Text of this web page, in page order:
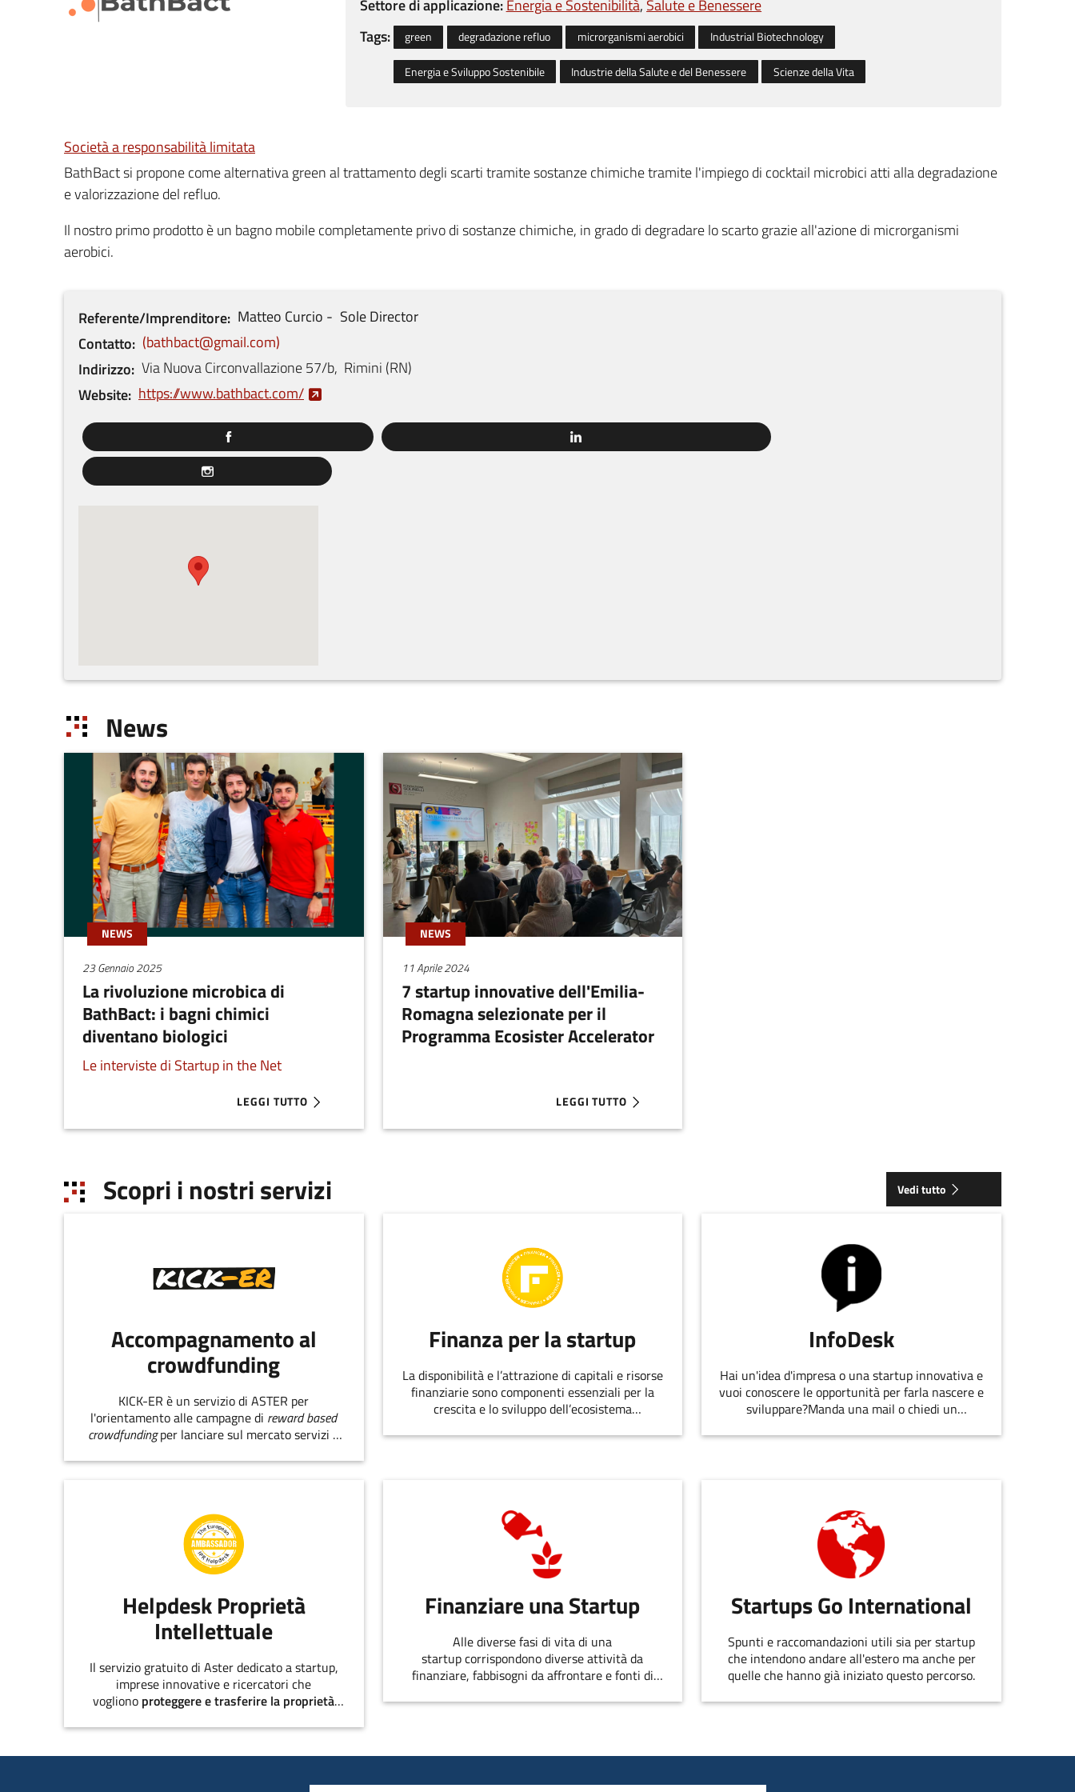
Settore di applicazione:Energia e Sostenibilità Salute e Benessere
Tags:
green degradazione refluo microrganismi aerobici
Industrial Biotechnology
Energia e Sviluppo Sostenibile
Industrie della Salute e del Benessere Scienze della Vita
Società a responsabilità limitata
BathBact si propone come alternativa green al trattamento degli scarti tramite sostanze chimiche tramite l'impiego di cocktail microbici atti alla degradazione
e valorizzazione del refluo.
Il nostro primo prodotto è un bagno mobile completamente privo di sostanze chimiche, in grado di degradare lo scarto grazie all'azione di microrganismi
aerobici.
Referente/Imprenditore Matteo Curcio
Sole Director
Contatto
bathbact@gmail.com
Indirizzo Via Nuova Circonvallazione57/b, Rimini (RN)
Website https://www.bathbact.com/
News
NEWS
23 Gennaio 2025
La rivoluzione microbica di
BathBact: i bagni chimici
diventano biologici
Le interviste di Startup in the Net
LEGGI TUTTO
ABOUT LA RIVOLUZIONE MICROBICA DI BATHBACT: I BAGNI CHIMICI DIVENTANO BIOLOGICI
NEWS
11 Aprile 2024
7 startup innovative dell'Emilia-
Romagna selezionate per il
Programma Ecosister Accelerator
LEGGI TUTTO
ABOUT 7 STARTUP INNOVATIVE DELL'EMILIA-ROMAGNA SELEZIONATE PER IL PROGRAMMA
Scopri i nostri servizi Vedi tutto
Accompagnamento al
crowdfunding
KICK-ER è un servizio di ASTER per
l'orientamento alle campagne di reward based
crowdfundingper lanciare sul mercato servizi e
Finanza per la startup
La disponibilità e l’attrazione di capitali e risorse
finanziarie sono componenti essenziali per la
crescita e lo sviluppo dell’ecosistema
InfoDesk
Hai un'idea d'impresa o una startup innovativa e
vuoi conoscere le opportunità per farla nascere e
sviluppare?Manda una mail o chiedi un
EmiliaRomagnaStartUp.
Helpdesk Proprietà
Intellettuale
Il servizio gratuito di Aster dedicato a startup,
imprese innovative e ricercatori che
vogliono proteggere e trasferire la proprietà
Finanziare una Startup
Alle diverse fasi di vita di una
startup corrispondono diverse attività da
finanziare, fabbisogni da affrontare e fonti di
Startups Go International
Spunti e raccomandazioni utili sia per startup
che intendono andare all'estero ma anche per
quelle che hanno già iniziato questo percorso.